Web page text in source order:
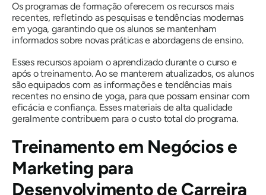
Os programas de formação oferecem os recursos mais
recentes, refletindo as pesquisas e tendências modernas
em yoga, garantindo que os alunos se mantenham
informados sobre novas práticas e abordagens de ensino.
Esses recursos apoiam o aprendizado durante o curso e
após o treinamento. Ao se manterem atualizados, os alunos
são equipados com as informações e tendências mais
recentes no ensino de yoga, para que possam ensinar com
eficácia e confiança. Esses materiais de alta qualidade
geralmente contribuem para o custo total do programa.
Treinamento em Negócios e
Marketing para
Desenvolvimento de Carreira